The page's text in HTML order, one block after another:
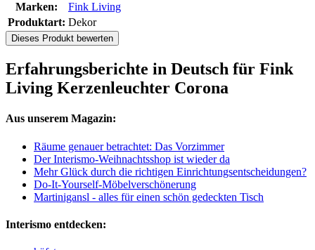
Marken:
Fink Living
Produktart: Dekor
Dieses Produkt bewerten
Erfahrungsberichte in Deutsch für Fink
Living Kerzenleuchter Corona
Aus unserem Magazin:
Räume genauer betrachtet: Das Vorzimmer
Der Interismo-Weihnachtsshop ist wieder da
Mehr Glück durch die richtigen Einrichtungsentscheidungen?
Do-It-Yourself-Möbelverschönerung
Martinigansl - alles für einen schön gedeckten Tisch
Interismo entdecken: